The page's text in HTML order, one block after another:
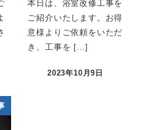
本日は、浴室改修工事を
ご紹介いたします。お得
意様よりご依頼をいただ
き、工事を […]
2023年10月9日